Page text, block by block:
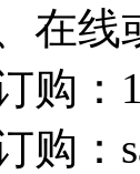
在线
购：
购：